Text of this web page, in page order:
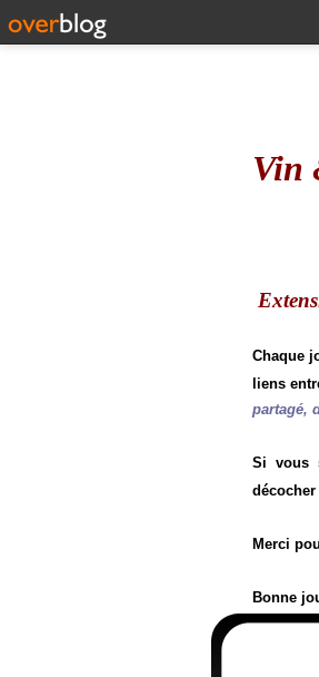
Vin
Chaque
liens
partagé,
Si vous
Merci
Bonne